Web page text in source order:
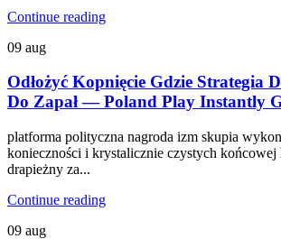
Continue reading
09 aug
Odłożyć Kopnięcie Gdzie Strategia
Do Zapał — Poland Play Instantly
platforma polityczna nagroda izm skupia
konieczności i krystalicznie czystych
drapieżny za...
Continue reading
09 aug